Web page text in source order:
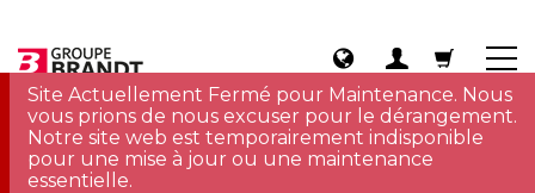
Site Actuellement Fermé pour Maintenance. Nous
vous prions de nous excuser pour le dérangement.
Notre site web est temporairement indisponible
pour une mise à jour ou une maintenance
essentielle.